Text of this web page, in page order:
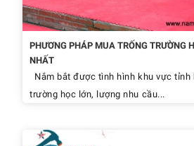
PHƯƠNG PHÁP MUA TRỐNG TRƯỜNG
NHẤT
Nắm bắt được tình hình khu vực
trường học lớn, lượng nhu cầu...